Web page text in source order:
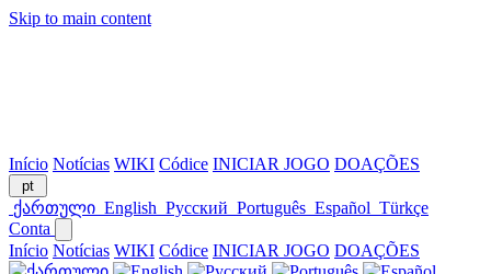
Skip to main content
Início Notícias WIKI Códice INICIAR JOGO DOAÇÕES
pt
ქართული English Русский Português Español Türkçe
Conta
Início Notícias WIKI Códice INICIAR JOGO DOAÇÕES